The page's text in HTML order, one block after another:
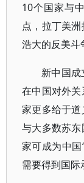
10个国家与
点，拉丁美
浩大的反美斗
新中国
在中国对外
家更多给于道
与大多数苏
家可成为中
需要得到国际